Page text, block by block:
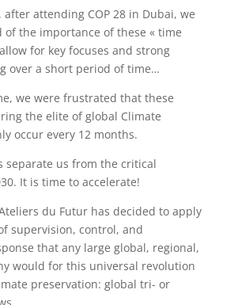
after attending COP 28 in Dubai, we
of the importance of these « time
for key focuses and strong
over a short period of time…
we were frustrated that these
the elite of global Climate
occur every 12 months.
separate us from the critical
It is time to accelerate!
du Futur has decided to apply
supervision, control, and
that any large global, regional,
would for this universal revolution
preservation: global tri- or